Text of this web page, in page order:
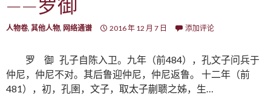
——罗御
人物卷, 其他人物, 网络通谱 2016 年 12 月 7 日 添加评论
罗 御 孔子自陈入卫。九年（前484），孔文子问兵于
仲尼，仲尼不对。其后鲁迎仲尼，仲尼返鲁。 十二年（前
481），初，孔圉，文子，取太子蒯聩之姊，生…